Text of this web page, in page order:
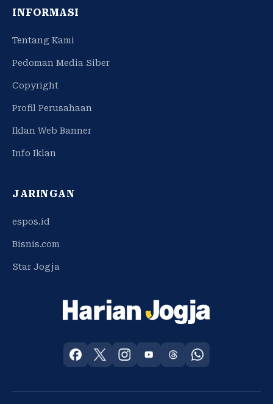
INFORMASI
Tentang Kami
Pedoman Media Siber
Copyright
Profil Perusahaan
Iklan Web Banner
Info Iklan
JARINGAN
espos.id
Bisnis.com
Star Jogja